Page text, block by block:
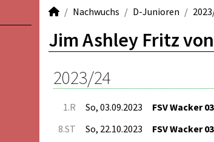
Nachwuchs D-Junioren
Jim Ashley Fritz
2023/24
1.R So, 03.09.2023 FSV Wacker
8.ST So, 22.10.2023 FSV Wacker